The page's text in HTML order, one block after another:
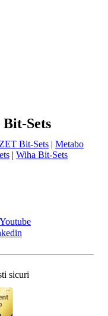
Sets
Bit-Sets | Metabo
| Wiha Bit-Sets
Youtube
sicuri